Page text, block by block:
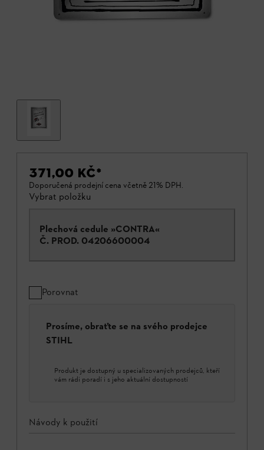
371,00 KČ*
Doporučená prodejní cena včetně 21% DPH.
Vybrat položku
Plechová cedule »CONTRA«
Č. PROD. 04206600004
Porovnat
Prosíme, obraťte se na svého prodejce
STIHL
Produkt je dostupný u specializovaných prodejců, kteří
vám rádi poradí i s jeho aktuální dostupností
Návody k použití